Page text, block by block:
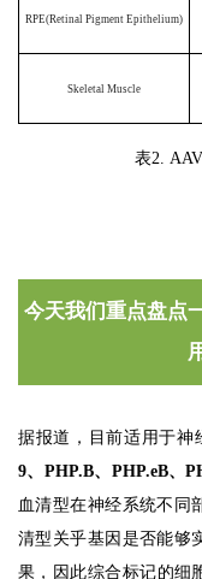
RPE(Retinal Pigment Epithelium)
Skeletal Muscle
表2.
今天我们重点盘点
据报道，目前适用于神
9、PHP.B、PHP.eB、
血清型在神经系统不同
清型关乎基因是否能够
果，因此综合标记的细